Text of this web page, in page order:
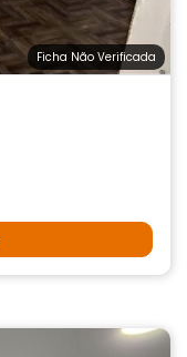
Ficha Não Verificada